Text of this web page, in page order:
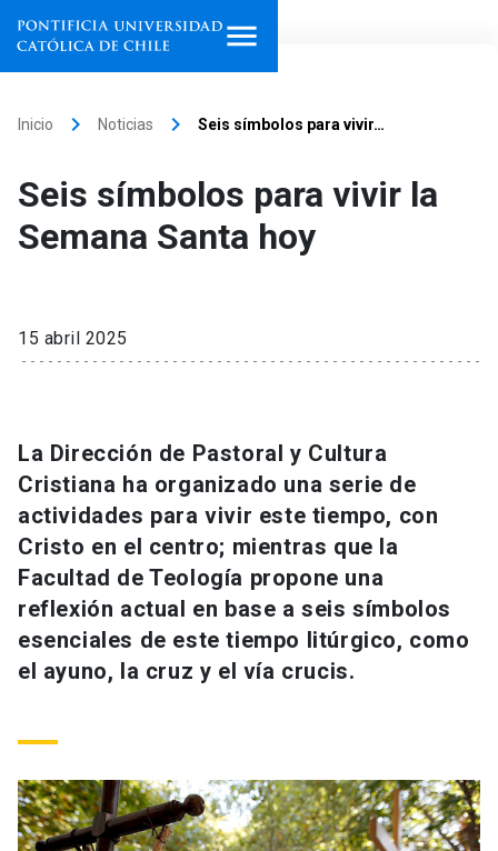
Facultades, escuelas e
institutos
Internacionalización
Vinculación
Universidad
Información para keyboard_arrow_down
Estudiantes
Personal
Alumni launch
ACCESOS DIRECTOS
Correo UC launch
Inicio keyboard_arrow_right Noticias keyboard_arrow_right Seis símbolos para vivir…
Seis símbolos para vivir la
Semana Santa hoy
15 abril 2025
La Dirección de Pastoral y Cultura
Cristiana ha organizado una serie de
actividades para vivir este tiempo, con
Cristo en el centro; mientras que la
Facultad de Teología propone una
reflexión actual en base a seis símbolos
esenciales de este tiempo litúrgico, como
el ayuno, la cruz y el vía crucis.